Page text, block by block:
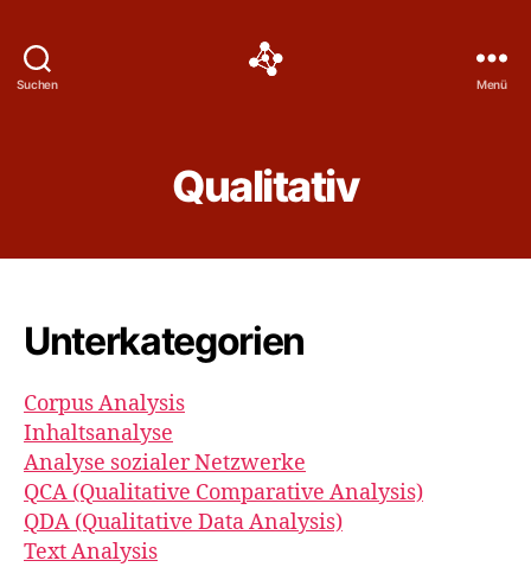
Suchen Menü
Qualitativ
Unterkategorien
Corpus Analysis
Inhaltsanalyse
Analyse sozialer Netzwerke
QCA (Qualitative Comparative Analysis)
QDA (Qualitative Data Analysis)
Text Analysis